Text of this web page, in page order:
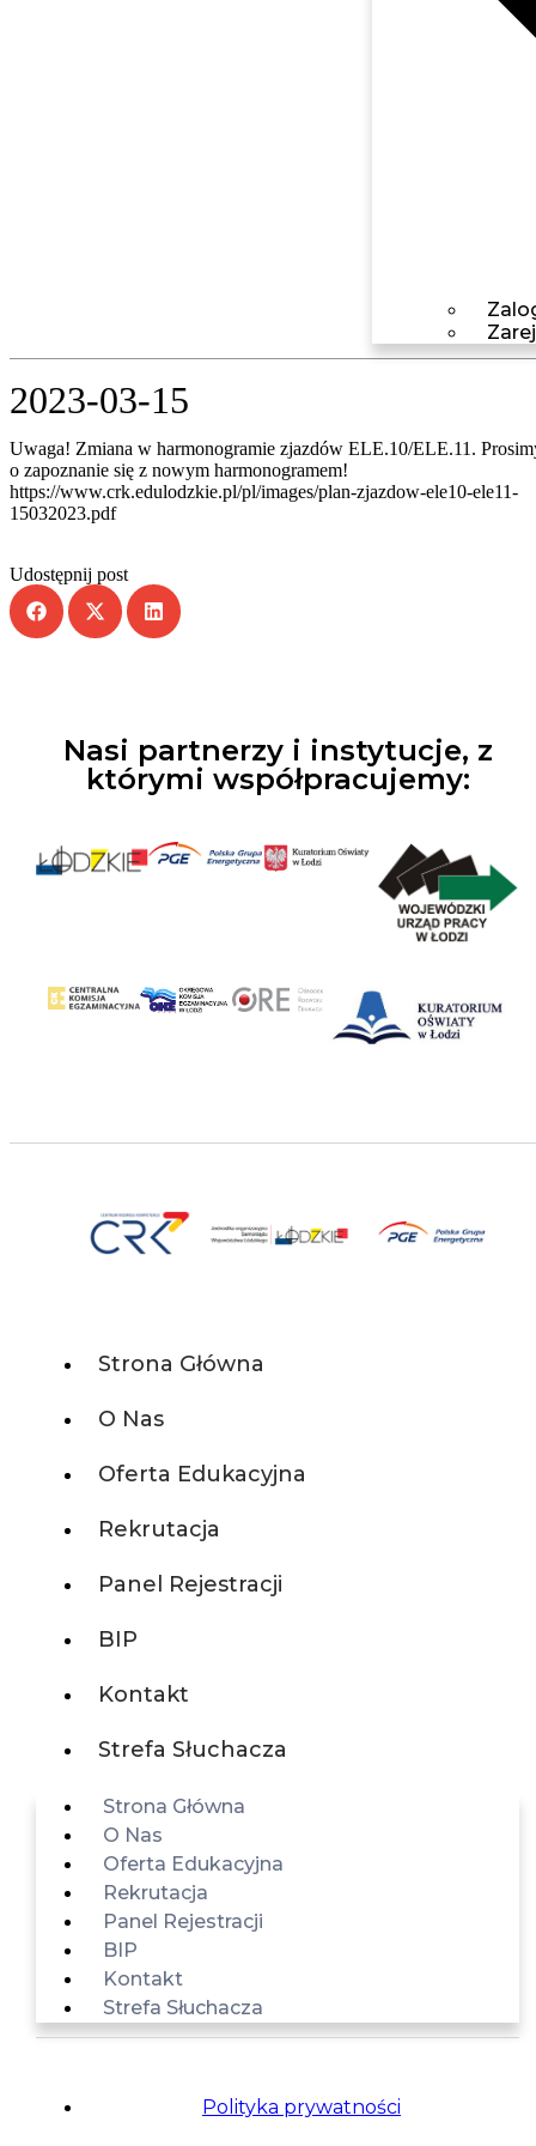
2023-03-15
Uwaga! Zmiana w harmonogramie zjazdów ELE.10/ELE.11.
o zapoznanie się z nowym harmonogramem!
https://www.crk.edulodzkie.pl/pl/images/plan-zjazdow-ele10-ele11-
15032023.pdf
Udostępnij post
Nasi partnerzy i instytucje, z
którymi współpracujemy:
Strona Główna
O Nas
Oferta Edukacyjna
Rekrutacja
Panel Rejestracji
BIP
Kontakt
Strefa Słuchacza
Strona Główna
O Nas
Oferta Edukacyjna
Rekrutacja
Panel Rejestracji
BIP
Kontakt
Strefa Słuchacza
Polityka prywatności